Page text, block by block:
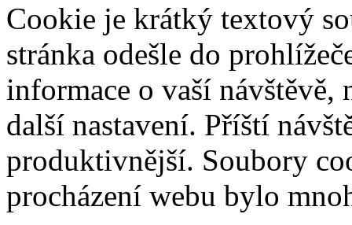
Cookie je krátký textový
stránka odešle do
informace o vaší
další nastavení. Příští
produktivnější. Soubory
procházení webu bylo